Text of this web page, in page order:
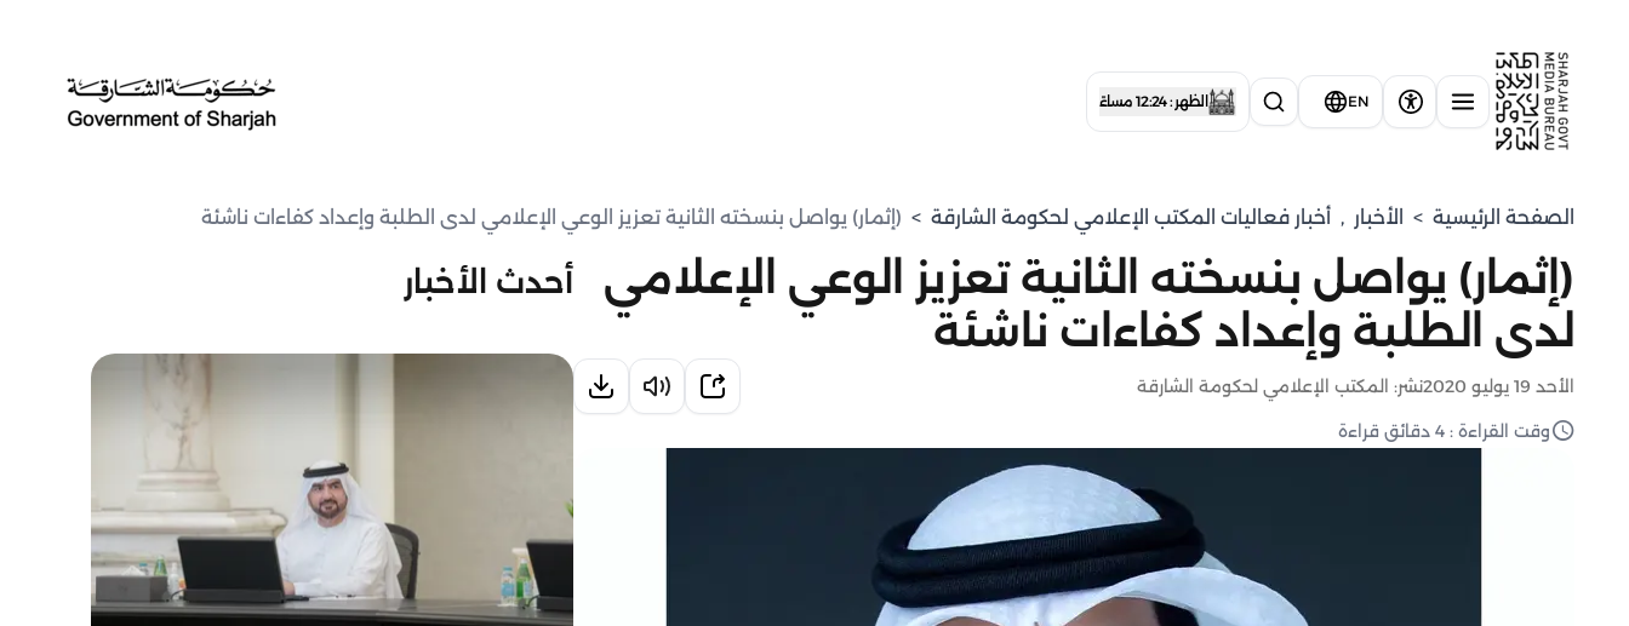
EN الظهر : 12:24 مساءً
الصفحة الرئيسية > الأخبار , أخبار فعاليات المكتب الإعلامي لحكومة الشارقة > (إثمار) يواصل بنسخته الثانية تعزيز الوعي الإعلامي لدى الطلبة وإعداد كفاءات ناشئة
(إثمار) يواصل بنسخته الثانية تعزيز الوعي الإعلامي
لدى الطلبة وإعداد كفاءات ناشئة
الأحد 19 يوليو 2020 نشر: المكتب الإعلامي لحكومة الشارقة
وقت القراءة : 4 دقائق قراءة
أحدث الأخبار